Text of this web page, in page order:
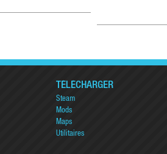
TÉLÉCHARGER
Steam
Mods
Maps
Utilitaires